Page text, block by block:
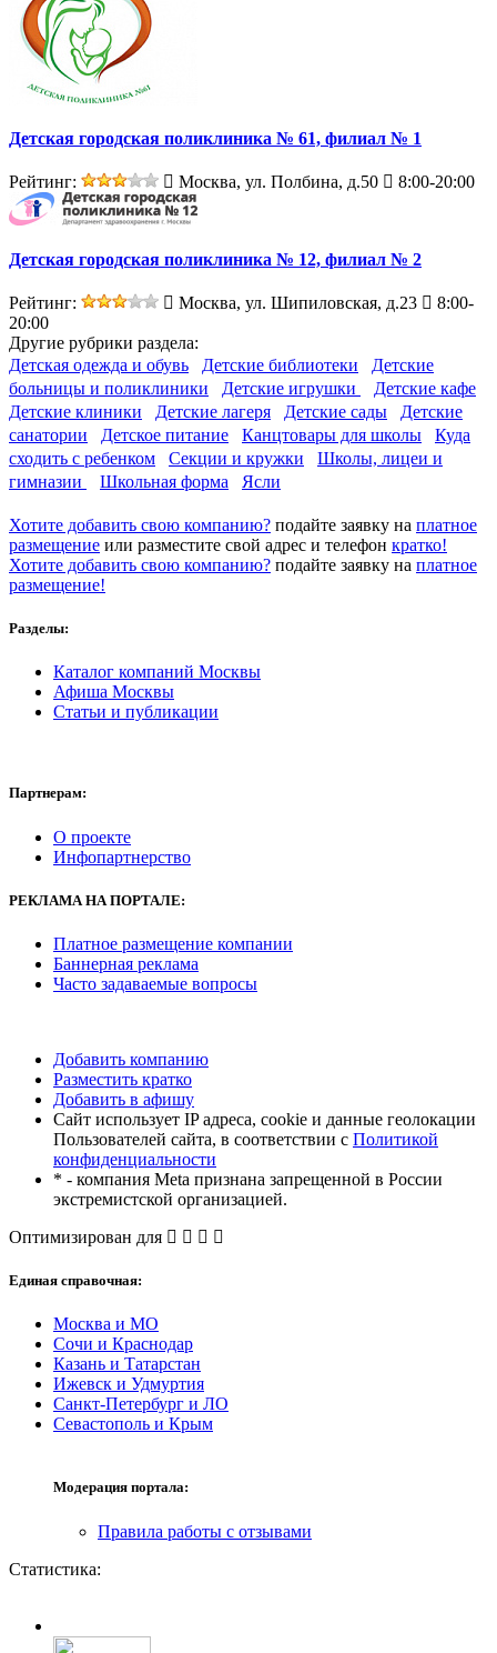
Детская городская поликлиника № 61, филиал № 1
Рейтинг: Москва, ул. Полбина, д.50 8:00-20:00
Детская городская поликлиника № 12, филиал № 2
Рейтинг: Москва, ул. Шипиловская, д.23
8:00-
20:00
Другие рубрики раздела:
Детская одежда и обувь
Детские библиотеки
Детские
больницы и поликлиники
Детские игрушки
Детские кафе
Детские клиники
Детские лагеря Детские сады
Детские
санатории
Детское питание Канцтовары для школы
Куда
сходить с ребенком
Секции и кружки
Школы, лицеи и
гимназии
Школьная форма Ясли
Хотите добавить свою компанию? подайте заявку на платное
размещение или разместите свой адрес и телефон кратко!
Хотите добавить свою компанию? подайте заявку на платное
размещение!
Разделы:
Каталог компаний Москвы
Афиша Москвы
Статьи и публикации
Партнерам:
О проекте
Инфопартнерство
РЕКЛАМА НА ПОРТАЛЕ:
Платное размещение компании
Баннерная реклама
Часто задаваемые вопросы
Добавить компанию
Разместить кратко
Добавить в афишу
Сайт использует IP адреса, cookie и данные геолокации
Пользователей сайта, в соответствии с Политикой
конфиденциальности
* - компания Meta признана запрещенной в России
экстремистской организацией.
Оптимизирован для
Единая справочная:
Москва и МО
Сочи и Краснодар
Казань и Татарстан
Ижевск и Удмуртия
Санкт-Петербург и ЛО
Севастополь и Крым
Модерация портала:
Правила работы с отзывами
Статистика: